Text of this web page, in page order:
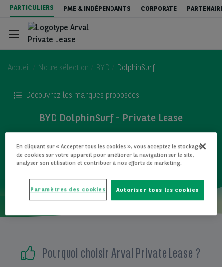
Aller
contenu
principal
PARTICULIERS PME & INDÉPENDANTS CORPORATE
Private Lease - véhicules neufs
Accueil Notre sélection BYD DolphinSurf
Découvrez les marques proposées
BYD DolphinSurf - Private Lease
TOUS LES MODÈLES
Pourquoi choisir Arval Private Lease ?
En cliquant sur « Accepter tous les cookies », vous acceptez le stockage
de cookies sur votre appareil pour améliorer la navigation sur le site,
analyser son utilisation et contribuer à nos efforts de marketing.
Autoriser tous les cookies
Paramètres des cookies